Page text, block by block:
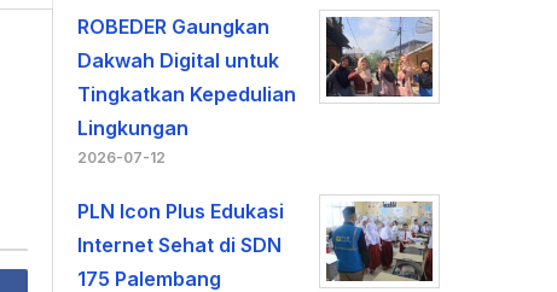
ROBEDER Gaungkan
Dakwah Digital untuk
Tingkatkan Kepedulian
Lingkungan
2026-07-12
PLN Icon Plus Edukasi
Internet Sehat di SDN
175 Palembang